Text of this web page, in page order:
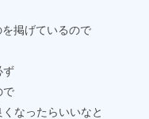
掲げているので
ず
で
なったらいいなと